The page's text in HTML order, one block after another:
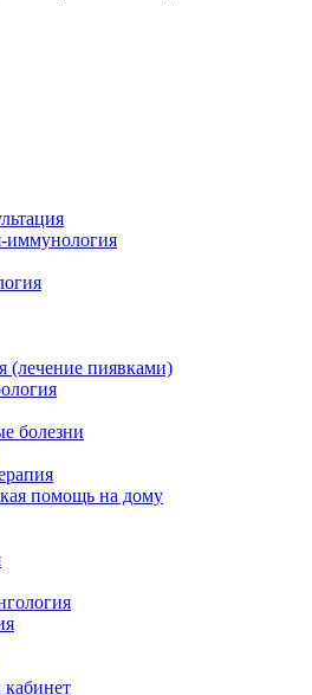
иммунология
(лечение пиявками)
болезни
помощь на дому